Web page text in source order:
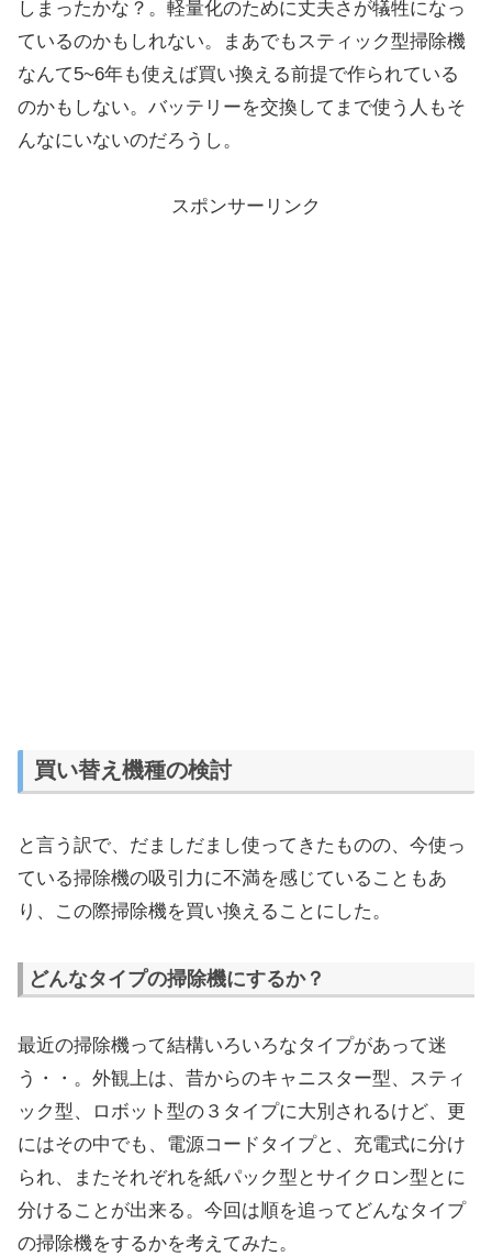
しまったかな？。軽量化のために丈夫さが犠牲になっ
ているのかもしれない。まあでもスティック型掃除機
なんて5~6年も使えば買い換える前提で作られている
のかもしない。バッテリーを交換してまで使う人もそ
んなにいないのだろうし。
スポンサーリンク
買い替え機種の検討
と言う訳で、だましだまし使ってきたものの、今使っ
ている掃除機の吸引力に不満を感じていることもあ
り、この際掃除機を買い換えることにした。
どんなタイプの掃除機にするか？
最近の掃除機って結構いろいろなタイプがあって迷
う・・。外観上は、昔からのキャニスター型、スティ
ック型、ロボット型の３タイプに大別されるけど、更
にはその中でも、電源コードタイプと、充電式に分け
られ、またそれぞれを紙パック型とサイクロン型とに
分けることが出来る。今回は順を追ってどんなタイプ
の掃除機をするかを考えてみた。